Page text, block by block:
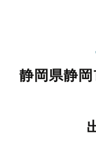
静岡県静